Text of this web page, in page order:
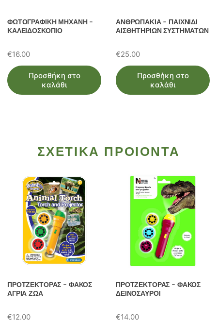
ΦΩΤΟΓΡΑΦΙΚΗ ΜΗΧΑΝΗ –
ΚΑΛΕΙΔΟΣΚΟΠΙΟ
€16.00
Προσθήκη στο
καλάθι
ΑΝΘΡΩΠΑΚΙΑ – ΠΑΙΧΝΙΔΙ
ΑΙΣΘΗΤΗΡΙΩΝ ΣΥΣΤΗΜΑΤΩΝ
€25.00
Προσθήκη στο
καλάθι
ΣΧΕΤΙΚΑ ΠΡΟΙΟΝΤΑ
ΠΡΟΤΖΕΚΤΟΡΑΣ – ΦΑΚΟΣ
ΑΓΡΙΑ ΖΩΑ
€12.00
ΠΡΟΤΖΕΚΤΟΡΑΣ – ΦΑΚΟΣ
ΔΕΙΝΟΣΑΥΡΟΙ
€14.00